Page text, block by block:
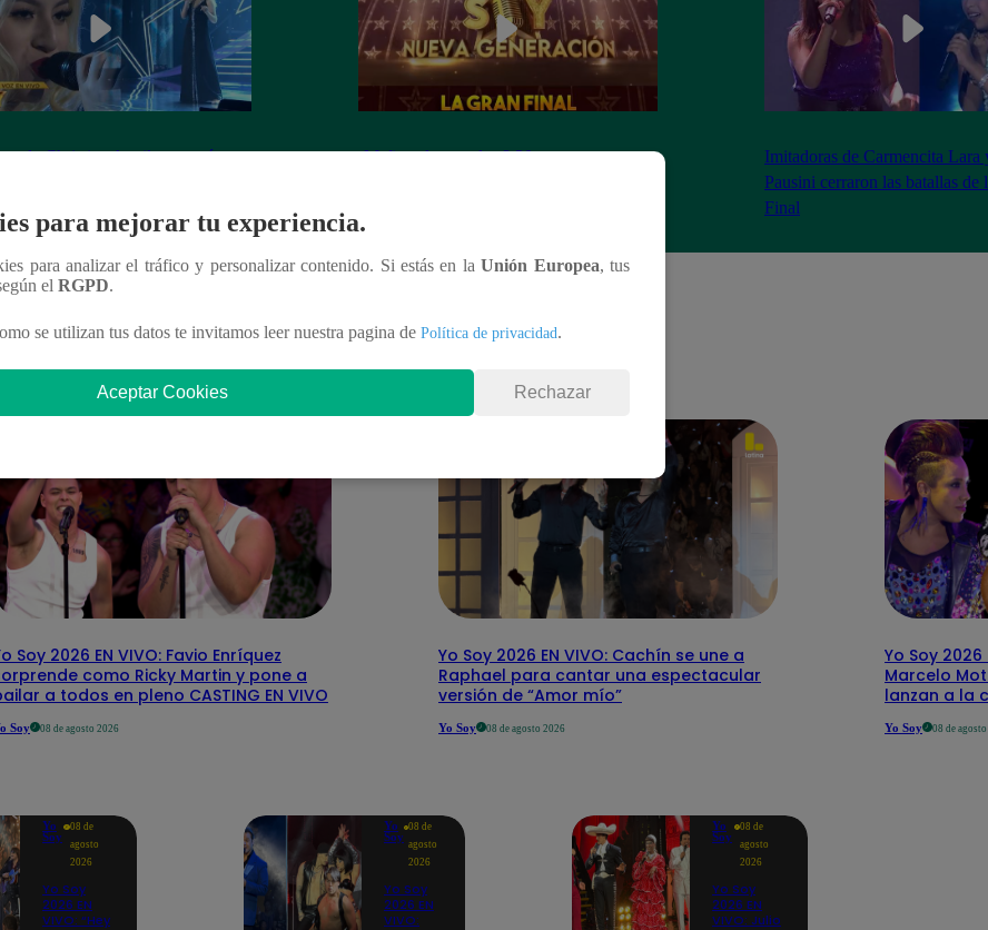
de Christina Aguilera cantó
¡Mañana lunes a las 8:20 pm conoceremos
Imitadoras de Carmencita Lara
Pausini cerraron las batallas de
Final
Soy 2026 EN VIVO: Favio Enríquez
como Ricky Martin y pone a
a todos en pleno CASTING EN VIVO
Soy 08 de agosto 2026
Yo Soy 2026 EN VIVO: Cachín se une a
Raphael para cantar una espectacular
versión de “Amor mío”
Yo Soy 08 de agosto 2026
Yo Soy 2026
Marcelo
lanzan a la
Yo Soy 08 de
Yo
Soy
08 de
agosto
2026
Yo Soy
2026 EN
VIVO: “Hey
Yo
Soy
08 de
agosto
2026
Yo Soy
2026 EN
VIVO:
Yo
Soy
08 de
agosto
2026
Yo Soy
2026 EN
VIVO: Julio
para mejorar tu experiencia.
para analizar el tráfico y personalizar contenido. Si estás en laUnión Europea, tus
el RGPD.
se utilizan tus datos te invitamos leer nuestra pagina de Política de privacidad.
Aceptar Cookies Rechazar